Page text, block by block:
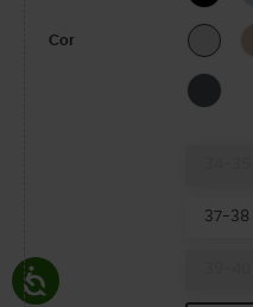
Cor
Carbon/
37-38